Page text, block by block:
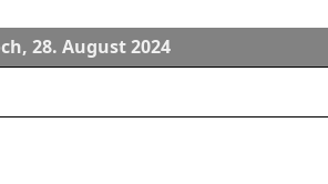
28. August 2024